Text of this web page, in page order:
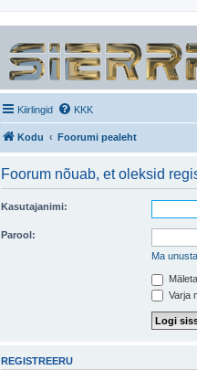
Kiirlingid KKK
Kodu Foorumi pealeht
Foorum nõuab, et oleksid
Kasutajanimi:
Parool:
Ma
Varja
REGISTREERU